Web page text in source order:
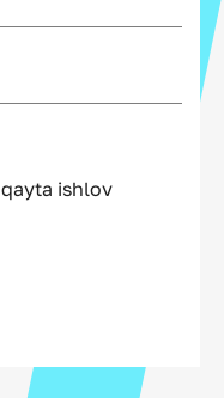
qayta ishlov